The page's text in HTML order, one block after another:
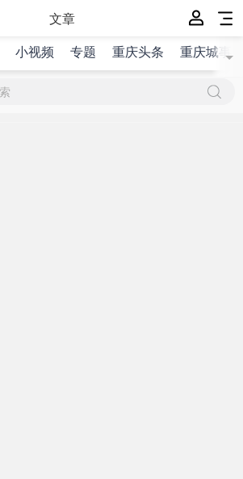
文章
小视频 专题 重庆头条 重庆城事